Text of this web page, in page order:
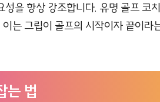
을 항상 강조합니다. 유명 골프 코
는 그립이 골프의 시작이자 끝이
는 법